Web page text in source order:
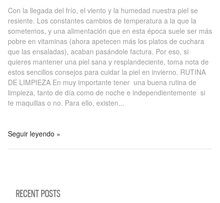
Con la llegada del frío, el viento y la humedad nuestra piel se
resiente. Los constantes cambios de temperatura a la que la
sometemos, y una alimentación que en esta época suele ser más
pobre en vitaminas (ahora apetecen más los platos de cuchara
que las ensaladas), acaban pasándole factura. Por eso, si
quieres mantener una piel sana y resplandeciente, toma nota de
estos sencillos consejos para cuidar la piel en invierno. RUTINA
DE LIMPIEZA En muy importante tener una buena rutina de
limpieza, tanto de día como de noche e independientemente si
te maquillas o no. Para ello, existen...
Seguir leyendo »
RECENT POSTS